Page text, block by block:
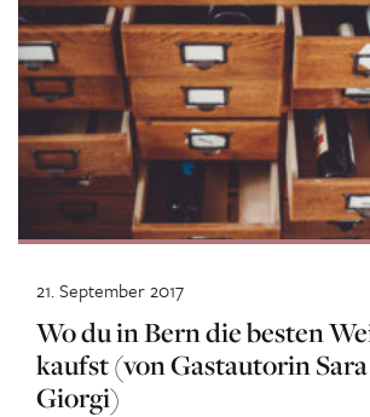
Wo du in Bern die besten
kaufst (von Gastautorin
Giorgi)
21. September 2017